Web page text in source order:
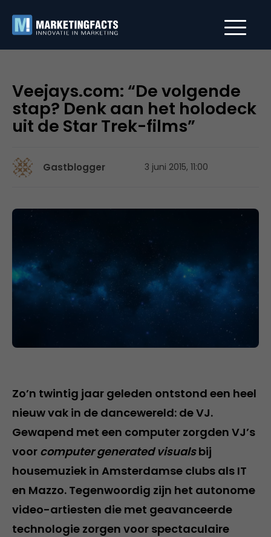
Veejays.com: “De volgende
stap? Denk aan het holodeck
uit de Star Trek-films”
Gastblogger 3 juni 2015, 11:00
Zo’n twintig jaar geleden ontstond een heel
nieuw vak in de dancewereld: de VJ.
Gewapend met een computer zorgden VJ’s
voor computer generated visualsbij
housemuziek in Amsterdamse clubs als IT
en Mazzo. Tegenwoordig zijn het autonome
video-artiesten die met geavanceerde
technologie zorgen voor spectaculaire